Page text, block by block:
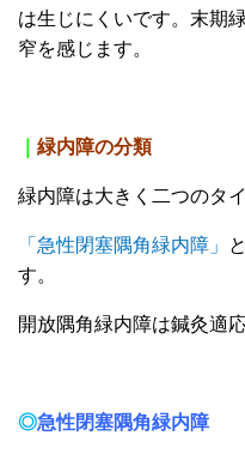
は生じにくいです。末期
窄を感じます。
緑内障の分類
緑内障は大きく二つのタ
「急性閉塞隅角緑内障」
す。
開放隅角緑内障は鍼灸適
◎急性閉塞隅角緑内障